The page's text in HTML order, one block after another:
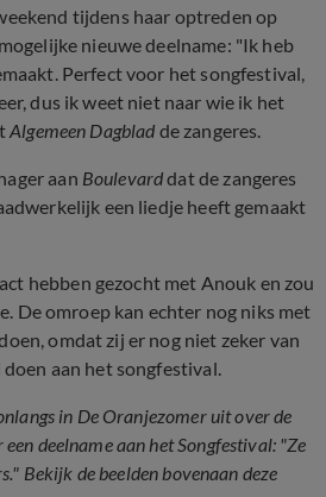
tijdens haar optreden op
nieuwe deelname: "Ik heb
Perfect voor het songfestival,
dus ik weet niet naar wie ik het
Algemeen Dagblad de zangeres.
aan Boulevarddat de zangeres
een liedje heeft gemaakt
hebben gezocht met Anouk en zou
De omroep kan echter nog niks met
omdat zij er nog niet zeker van
aan het songfestival.
in De Oranjezomer uit over de
deelname aan het Songfestival: "Ze
Bekijk de beelden bovenaan deze